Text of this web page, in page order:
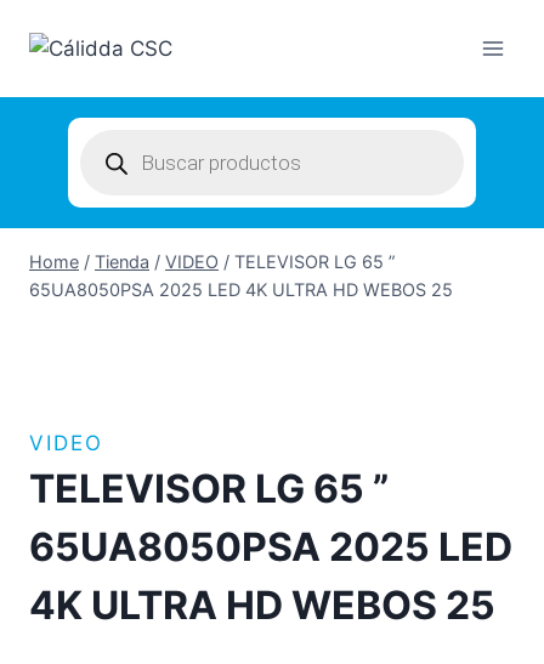
search
Home / Tienda / VIDEO / TELEVISOR LG 65 ”
65UA8050PSA 2025 LED 4K ULTRA HD WEBOS 25
VIDEO
TELEVISOR LG 65 ”
65UA8050PSA 2025 LED
4K ULTRA HD WEBOS 25